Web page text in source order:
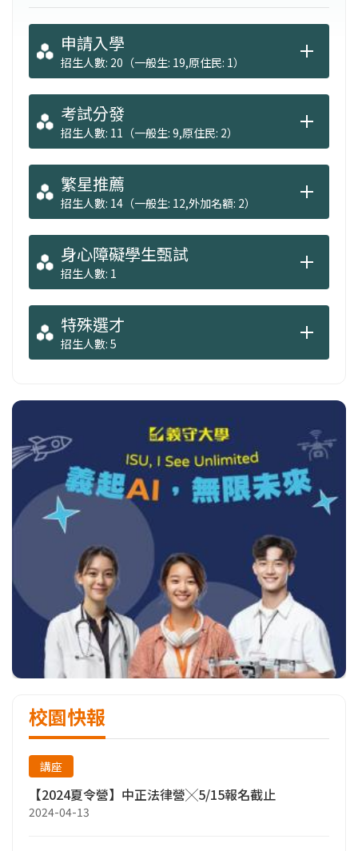
理、編輯、研究助理及其他需要運用文學、文
化、文字專業素養等的工作。
申請入學
招生人數: 20（一般生: 19,原住民: 1）
考試分發
招生人數: 11（一般生: 9,原住民: 2）
繁星推薦
招生人數: 14（一般生: 12,外加名額: 2）
身心障礙學生甄試
招生人數: 1
特殊選才
招生人數: 5
校園快報
講座
【2024夏令營】中正法律營╳5/15報名截止
2024-04-13